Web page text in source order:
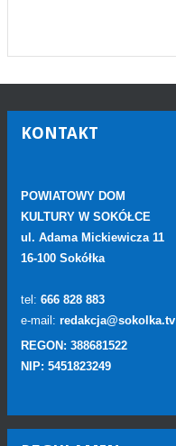
KONTAKT
POWIATOWY DOM
KULTURY W SOKÓŁCE
ul. Adama Mickiewicza 11
16-100 Sokółka
tel: 666 828 883
e-mail: redakcja@sokolka.tv
REGON: 388681522
NIP: 5451823249